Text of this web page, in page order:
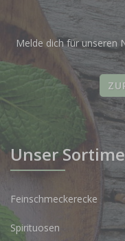
Melde dich für unseren
Unser
Feinschmeckerecke
Spirituosen